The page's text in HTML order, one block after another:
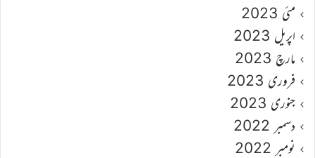
مئی 2023
اپریل 2023
مارچ 2023
فروری 2023
جنوری 2023
دسمبر 2022
نومبر 2022